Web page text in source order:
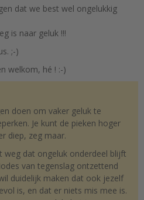
dat we best wel ongelukkig
is naar geluk !!!
;-)
welkom, hé ! :-)
doen om vaker geluk te
Je kunt de pieken hoger
diep, zeg maar.
weg dat ongeluk onderdeel blijft
van tegenslag ontzettend
duidelijk maken dat ook jezelf
is, en dat er niets mis mee is.